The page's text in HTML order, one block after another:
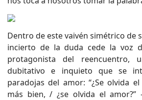
Dentro de este vaivén simétrico de
incierto de la duda cede la voz
protagonista del reencuentro,
dubitativo e inquieto que se
paradojas del amor: “¿Se olvida
más bien, / ¿se olvida el amor?”